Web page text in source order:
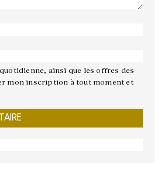
ainsi que les offres des
mon inscription à tout moment et